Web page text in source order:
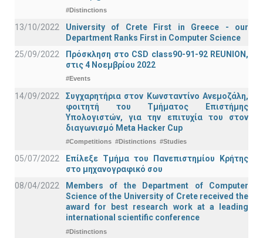
#Distinctions
13/10/2022
University of Crete First in Greece - our
Department Ranks First in Computer Science
25/09/2022
Πρόσκληση στο CSD class90-91-92 REUNION,
στις 4 Νοεμβρίου 2022
#Events
14/09/2022
Συγχαρητήρια στον Κωνσταντίνο Ανεμοζάλη,
φοιτητή του Τμήματος Επιστήμης
Υπολογιστών, για την επιτυχία του στον
διαγωνισμό Meta Hacker Cup
#Competitions #Distinctions #Studies
05/07/2022
Επίλεξε Τμήμα του Πανεπιστημίου Κρήτης
στο μηχανογραφικό σου
08/04/2022
Members of the Department of Computer
Science of the University of Crete received the
award for best research work at a leading
international scientific conference
#Distinctions